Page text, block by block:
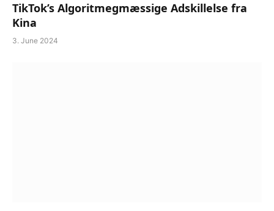
TikTok’s Algoritmegmæssige Adskillelse fra
Kina
3. June 2024